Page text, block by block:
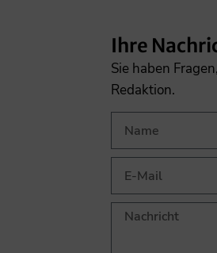
Ihre
Sie haben
Redaktion.